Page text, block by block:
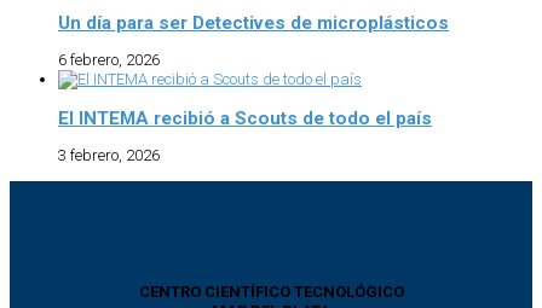
Un día para ser Detectives de microplásticos
6 febrero, 2026
El INTEMA recibió a Scouts de todo el país
3 febrero, 2026
CENTRO CIENTÍFICO TECNOLÓGICO